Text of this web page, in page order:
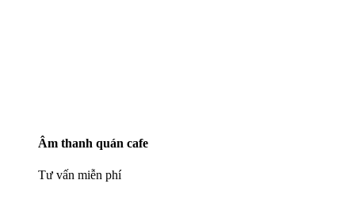
Âm thanh quán cafe
Tư vấn miễn phí